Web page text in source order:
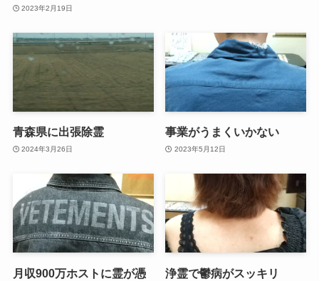
2023年2月19日
青森県に出張除霊
2024年3月26日
事業がうまくいかない
2023年5月12日
月収900万ホストに霊が憑
浄霊で鬱病がスッキリ